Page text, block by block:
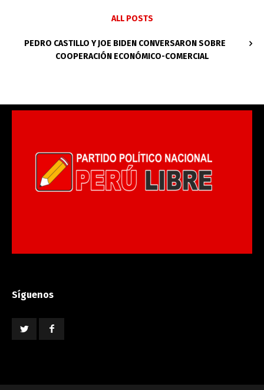
ALL POSTS
PEDRO CASTILLO Y JOE BIDEN CONVERSARON SOBRE
COOPERACIÓN ECONÓMICO-COMERCIAL
Síguenos